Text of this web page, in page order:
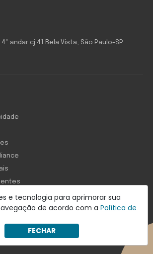
e tecnologia para aprimorar sua
de acordo com a Política de
FECHAR
andar cj 41 Bela Vista, São Paulo-SP
tecnologia:
Solution